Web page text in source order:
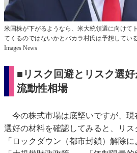
米国株が下がるようなら、米大統領選に向けて
てくるのではないかとバカラ村氏は予想してい
Images News
■リスク回避とリスク選
流動性相場
今の株式市場は底堅いですが、現
選好の材料を確認してみると、リス
「ロックダウン（都市封鎖）解除